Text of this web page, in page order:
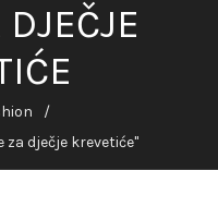
za dječje krevetiće"